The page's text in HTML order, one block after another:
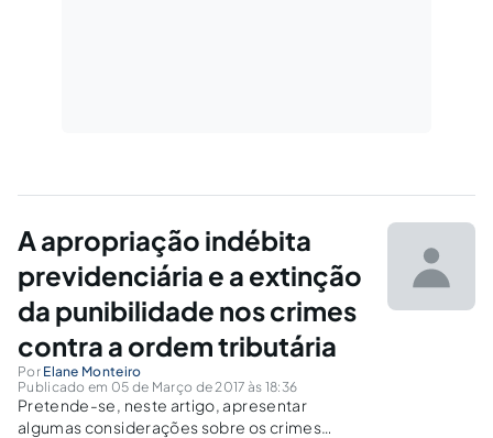
A apropriação indébita
previdenciária e a extinção
da punibilidade nos crimes
contra a ordem tributária
Por Elane Monteiro
Publicado em 05 de Março de 2017 às 18:36
Pretende-se, neste artigo, apresentar
algumas considerações sobre os crimes